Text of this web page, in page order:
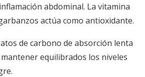
abdominal. La vitamina
actúa como antioxidante.
de carbono de absorción lenta
equilibrados los niveles